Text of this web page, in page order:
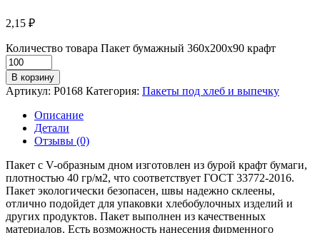
2,15 ₽
Количество товара Пакет бумажный 360х200х90 крафт
В корзину
Артикул: P0168 Категория: Пакеты под хлеб и выпечку
Описание
Детали
Отзывы (0)
Пакет с V-образным дном изготовлен из бурой крафт бумаги,
плотностью 40 гр/м2, что соответствует ГОСТ 33772-2016.
Пакет экологически безопасен, швы надежно склеены,
отлично подойдет для упаковки хлебобулочных изделий и
других продуктов. Пакет выполнен из качественных
материалов. Есть возможность нанесения фирменного